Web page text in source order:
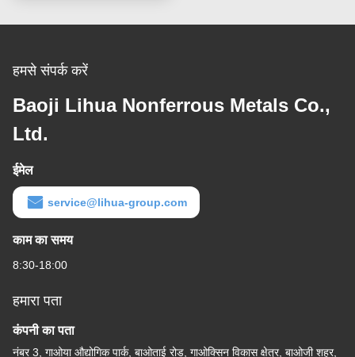
हमसे संपर्क करें
Baoji Lihua Nonferrous Metals Co.,
Ltd.
ईमेल
service@lihua-group.com
काम का समय
8:30-18:00
हमारा पता
कंपनी का पता
नंबर 3, गाओया औद्योगिक पार्क, बाओताई रोड, गाओक्सिन विकास क्षेत्र, बाओजी शहर,